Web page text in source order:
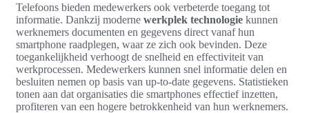
Telefoons bieden medewerkers ook verbeterde toegang tot
informatie. Dankzij moderne werkplek technologie kunnen
werknemers documenten en gegevens direct vanaf hun
smartphone raadplegen, waar ze zich ook bevinden. Deze
toegankelijkheid verhoogt de snelheid en effectiviteit van
werkprocessen. Medewerkers kunnen snel informatie delen en
besluiten nemen op basis van up-to-date gegevens. Statistieken
tonen aan dat organisaties die smartphones effectief inzetten,
profiteren van een hogere betrokkenheid van hun werknemers.